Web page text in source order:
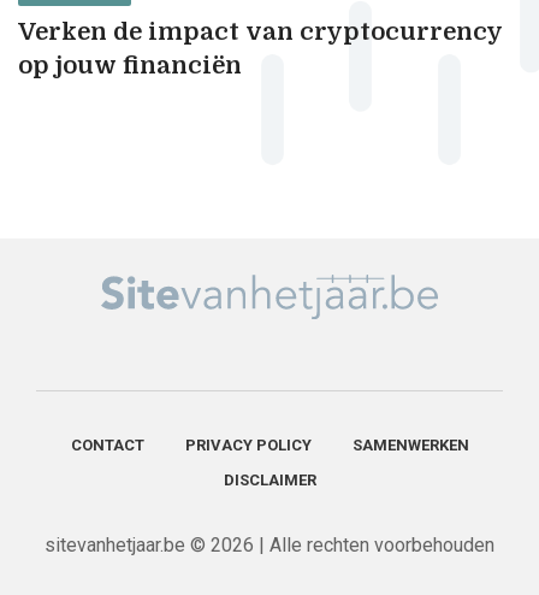
Verken de impact van cryptocurrency
op jouw financiën
CONTACT PRIVACY POLICY
SAMENWERKEN
DISCLAIMER
sitevanhetjaar.be © 2026 | Alle rechten voorbehouden